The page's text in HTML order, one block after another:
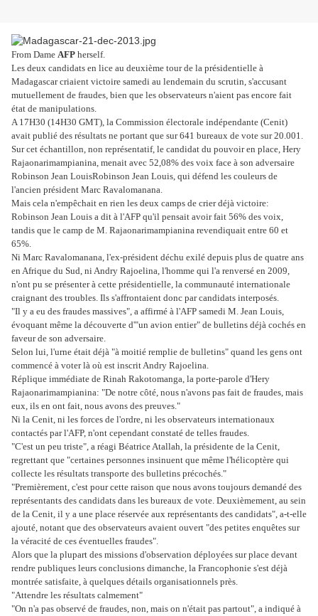
From Dame AFP herself.
Les deux candidats en lice au deuxième tour de la présidentielle à
Madagascar criaient victoire samedi au lendemain du scrutin, s'accusant
mutuellement de fraudes, bien que les observateurs n'aient pas encore fait
état de manipulations.
A 17H30 (14H30 GMT), la Commission électorale indépendante (Cenit)
avait publié des résultats ne portant que sur 641 bureaux de vote sur 20.001.
Sur cet échantillon, non représentatif, le candidat du pouvoir en place, Hery
Rajaonarimampianina, menait avec 52,08% des voix face à son adversaire
Robinson Jean LouisRobinson Jean Louis, qui défend les couleurs de
l'ancien président Marc Ravalomanana.
Mais cela n'empêchait en rien les deux camps de crier déjà victoire:
Robinson Jean Louis a dit à l'AFP qu'il pensait avoir fait 56% des voix,
tandis que le camp de M. Rajaonarimampianina revendiquait entre 60 et
65%.
Ni Marc Ravalomanana, l'ex-président déchu exilé depuis plus de quatre ans
en Afrique du Sud, ni Andry Rajoelina, l'homme qui l'a renversé en 2009,
n'ont pu se présenter à cette présidentielle, la communauté internationale
craignant des troubles. Ils s'affrontaient donc par candidats interposés.
"Il y a eu des fraudes massives", a affirmé à l'AFP samedi M. Jean Louis,
évoquant même la découverte d'"un avion entier" de bulletins déjà cochés en
faveur de son adversaire.
Selon lui, l'urne était déjà "à moitié remplie de bulletins" quand les gens ont
commencé à voter là où est inscrit Andry Rajoelina.
Réplique immédiate de Rinah Rakotomanga, la porte-parole d'Hery
Rajaonarimampianina: "De notre côté, nous n'avons pas fait de fraudes, mais
eux, ils en ont fait, nous avons des preuves."
Ni la Cenit, ni les forces de l'ordre, ni les observateurs internationaux
contactés par l'AFP, n'ont cependant constaté de telles fraudes.
"C'est un peu triste", a réagi Béatrice Atallah, la présidente de la Cenit,
regrettant que "certaines personnes insinuent que même l'hélicoptère qui
collecte les résultats transporte des bulletins précochés."
"Premièrement, c'est pour cette raison que nous avons toujours demandé des
représentants des candidats dans les bureaux de vote. Deuxièmement, au sein
de la Cenit, il y a une place réservée aux représentants des candidats", a-t-elle
ajouté, notant que des observateurs avaient ouvert "des petites enquêtes sur
la véracité de ces éventuelles fraudes".
Alors que la plupart des missions d'observation déployées sur place devant
rendre publiques leurs conclusions dimanche, la Francophonie s'est déjà
montrée satisfaite, à quelques détails organisationnels près.
"Attendre les résultats calmement"
"On n'a pas observé de fraudes, non, mais on n'était pas partout", a indiqué à